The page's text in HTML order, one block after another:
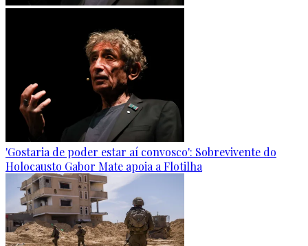
'Gostaria de poder estar aí convosco': Sobrevivente do
Holocausto Gabor Mate apoia a Flotilha